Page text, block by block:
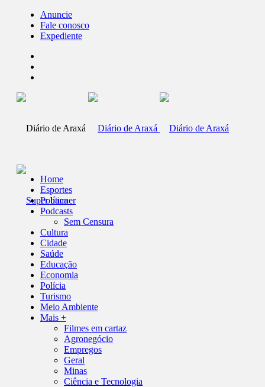
Anuncie
Fale conosco
Expediente
Home
Esportes
Política
Podcasts
Sem Censura
Cultura
Cidade
Saúde
Educação
Economia
Polícia
Turismo
Meio Ambiente
Mais +
Filmes em cartaz
Agronegócio
Empregos
Geral
Minas
Ciência e Tecnologia